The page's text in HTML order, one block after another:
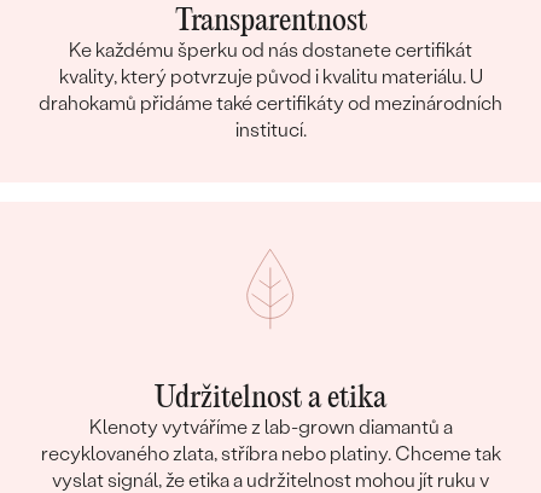
Transparentnost
Ke každému šperku od nás dostanete certifikát
kvality, který potvrzuje původ i kvalitu materiálu. U
drahokamů přidáme také certifikáty od mezinárodních
institucí.
Udržitelnost a etika
Klenoty vytváříme z lab-grown diamantů a
recyklovaného zlata, stříbra nebo platiny. Chceme tak
vyslat signál, že etika a udržitelnost mohou jít ruku v